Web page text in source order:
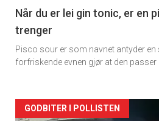
2
Når du er lei gin tonic, er en
trenger
Pisco sour er som navnet antyder
forfriskende evnen gjør at den passer
Forsiden
GODBITER I POLLISTEN